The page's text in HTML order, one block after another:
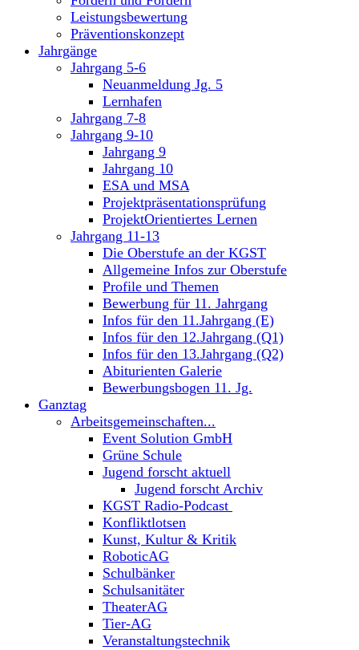
Leistungsbewertung
Präventionskonzept
Jahrgänge
Jahrgang 5-6
Neuanmeldung Jg. 5
Lernhafen
Jahrgang 7-8
Jahrgang 9-10
Jahrgang 9
Jahrgang 10
ESA und MSA
Projektpräsentationsprüfung
ProjektOrientiertes Lernen
Jahrgang 11-13
Die Oberstufe an der KGST
Allgemeine Infos zur Oberstufe
Profile und Themen
Bewerbung für 11. Jahrgang
Infos für den 11.Jahrgang (E)
Infos für den 12.Jahrgang (Q1)
Infos für den 13.Jahrgang (Q2)
Abiturienten Galerie
Bewerbungsbogen 11. Jg.
Ganztag
Arbeitsgemeinschaften...
Event Solution GmbH
Grüne Schule
Jugend forscht aktuell
Jugend forscht Archiv
KGST Radio-Podcast
Konfliktlotsen
Kunst, Kultur & Kritik
RoboticAG
Schulbänker
Schulsanitäter
TheaterAG
Tier-AG
Veranstaltungstechnik